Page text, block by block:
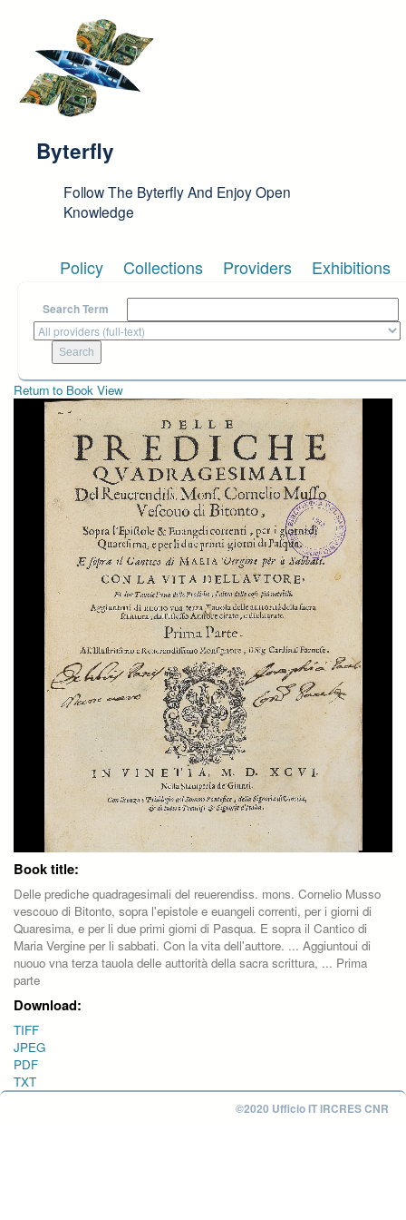
Byterfly
Follow The Byterfly And Enjoy Open
Knowledge
Policy Collections Providers Exhibitions
Search Term
Return to Book View
Book title:
Delle prediche quadragesimali del reuerendiss. mons. Cornelio Musso
vescouo di Bitonto, sopra l'epistole e euangeli correnti, per i giorni di
Quaresima, e per li due primi giorni di Pasqua. E sopra il Cantico di
Maria Vergine per li sabbati. Con la vita dell'auttore. ... Aggiuntoui di
nuouo vna terza tauola delle auttorità della sacra scrittura, ... Prima
parte
Download:
TIFF
JPEG
PDF
TXT
©2020 Ufficio IT IRCRES CNR